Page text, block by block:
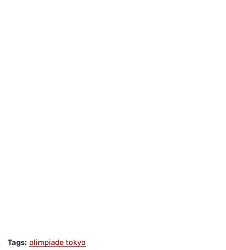
Tags: olimpiade tokyo